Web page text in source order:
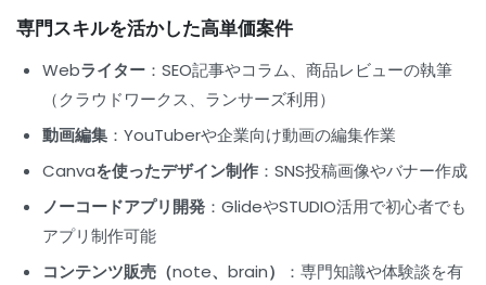
専門スキルを活かした高単価案件
Webライター ：SEO記事やコラム、商品レビューの執筆
（クラウドワークス、ランサーズ利用）
動画編集 ：YouTuberや企業向け動画の編集作業
Canvaを使ったデザイン制作 ：SNS投稿画像やバナー作成
ノーコードアプリ開発 ：GlideやSTUDIO活用で初心者でも
アプリ制作可能
コンテンツ販売（note、brain）
：専門知識や体験談を有